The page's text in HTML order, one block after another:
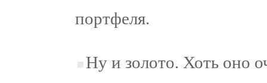
портфеля.
Ну и золото. Хоть оно